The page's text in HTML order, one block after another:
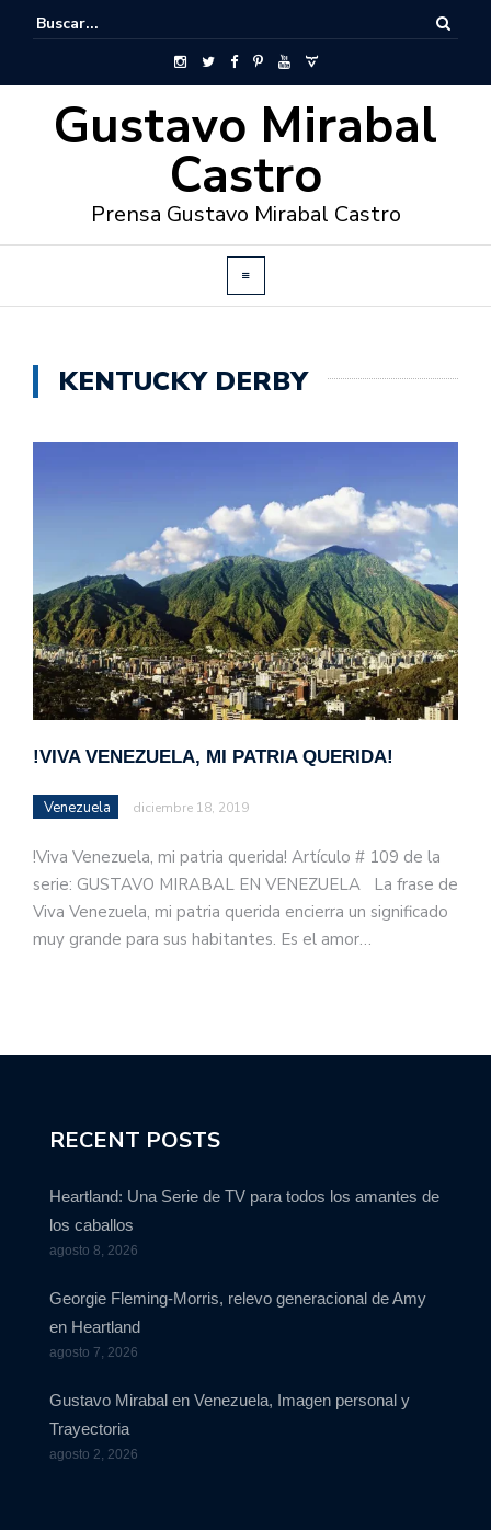
Gustavo Mirabal
Castro
Prensa Gustavo Mirabal Castro
KENTUCKY DERBY
!VIVA VENEZUELA, MI PATRIA QUERIDA!
Venezuela diciembre 18, 2019
!Viva Venezuela, mi patria querida! Artículo # 109 de la
serie: GUSTAVO MIRABAL EN VENEZUELA La frase de
Viva Venezuela, mi patria querida encierra un significado
muy grande para sus habitantes. Es el amor…
RECENT POSTS
Heartland: Una Serie de TV para todos los amantes de
los caballos
agosto 8, 2026
Georgie Fleming-Morris, relevo generacional de Amy
en Heartland
agosto 7, 2026
Gustavo Mirabal en Venezuela, Imagen personal y
Trayectoria
agosto 2, 2026